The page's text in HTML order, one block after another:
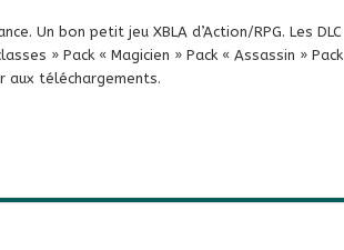
Un bon petit jeu XBLA d’Action/RPG. Les DLC
» Pack « Magicien » Pack « Assassin » Pack
aux téléchargements.